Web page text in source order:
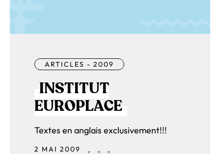
ARTICLES - 2009
INSTITUT
EUROPLACE
Textes en anglais exclusivement!!!
2 MAI 2009